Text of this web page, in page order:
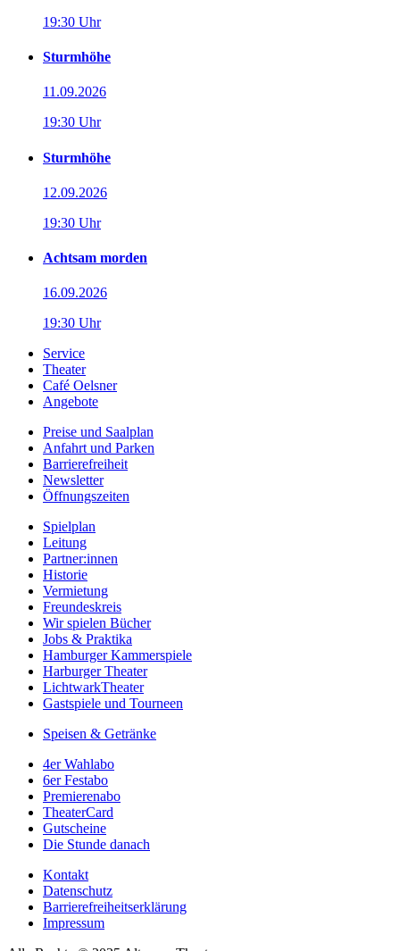
19:30 Uhr
Sturmhöhe
11.09.2026
19:30 Uhr
Sturmhöhe
12.09.2026
19:30 Uhr
Achtsam morden
16.09.2026
19:30 Uhr
Service
Theater
Café Oelsner
Angebote
Preise und Saalplan
Anfahrt und Parken
Barrierefreiheit
Newsletter
Öffnungszeiten
Spielplan
Leitung
Partner:innen
Historie
Vermietung
Freundeskreis
Wir spielen Bücher
Jobs & Praktika
Hamburger Kammerspiele
Harburger Theater
LichtwarkTheater
Gastspiele und Tourneen
Speisen & Getränke
4er Wahlabo
6er Festabo
Premierenabo
TheaterCard
Gutscheine
Die Stunde danach
Kontakt
Datenschutz
Barrierefreiheitserklärung
Impressum